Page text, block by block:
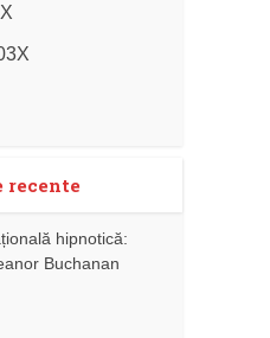
recente
hipnotică:
Buchanan